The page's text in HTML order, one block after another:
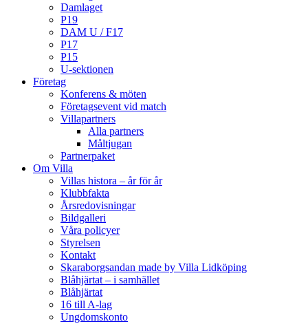
Damlaget
P19
DAM U / F17
P17
P15
U-sektionen
Företag
Konferens & möten
Företagsevent vid match
Villapartners
Alla partners
Måltjugan
Partnerpaket
Om Villa
Villas histora – år för år
Klubbfakta
Årsredovisningar
Bildgalleri
Våra policyer
Styrelsen
Kontakt
Skaraborgsandan made by Villa Lidköping
Blåhjärtat – i samhället
Blåhjärtat
16 till A-lag
Ungdomskonto